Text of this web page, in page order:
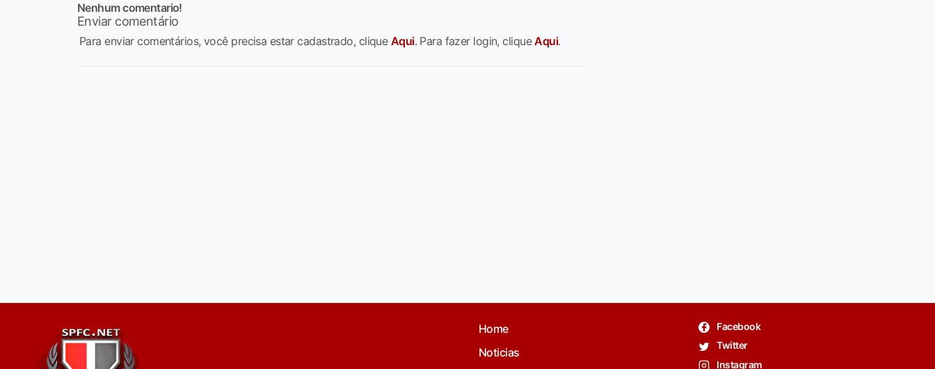
Nenhum comentario!
Enviar comentário
Para enviar comentários, você precisa estar cadastrado, clique Aqui. Para fazer login, cliqueAqui.
Home
Noticias
Facebook
Twitter
Instagram